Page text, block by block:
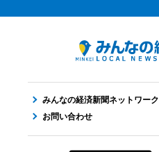
みんなの経済新聞ネットワーク
お問い合わせ